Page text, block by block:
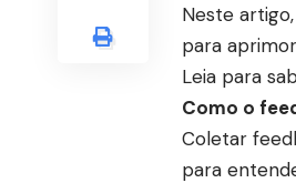
Neste
para
Leia para
Como o
Coletar
para